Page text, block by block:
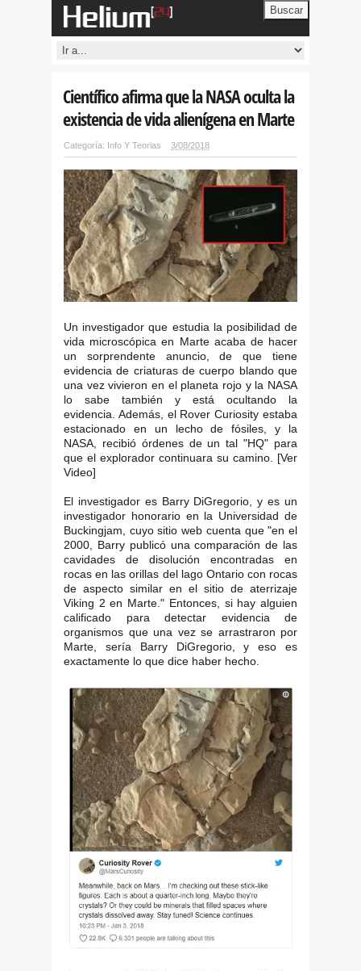
Buscar
Científico afirma que la NASA oculta la
existencia de vida alienígena en Marte
Categoría: Info Y Teorias 3/08/2018
Un investigador que estudia la posibilidad de
vida microscópica en Marte acaba de hacer
un sorprendente anuncio, de que tiene
evidencia de criaturas de cuerpo blando que
una vez vivieron en el planeta rojo y la NASA
lo sabe también y está ocultando la
evidencia. Además, el Rover Curiosity estaba
estacionado en un lecho de fósiles, y la
NASA, recibió órdenes de un tal "HQ" para
que el explorador continuara su camino. [Ver
Video]
El investigador es Barry DiGregorio, y es un
investigador honorario en la Universidad de
Buckingjam, cuyo sitio web cuenta que "en el
2000, Barry publicó una comparación de las
cavidades de disolución encontradas en
rocas en las orillas del lago Ontario con rocas
de aspecto similar en el sitio de aterrizaje
Viking 2 en Marte." Entonces, si hay alguien
calificado para detectar evidencia de
organismos que una vez se arrastraron por
Marte, sería Barry DiGregorio, y eso es
exactamente lo que dice haber hecho.